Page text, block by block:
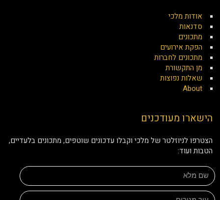
אודות מלכי
סדנאות
מתכונים
הפקת אירועים
מתכונים לחברות
מן התקשורת
שאלות נפוצות
About
הישארו מעודכנים
הצטרפו לניוזלטר של מלכי וקבלו עדכונים שוטפים, מתכונים בלעדיים,
הטבות ועוד: